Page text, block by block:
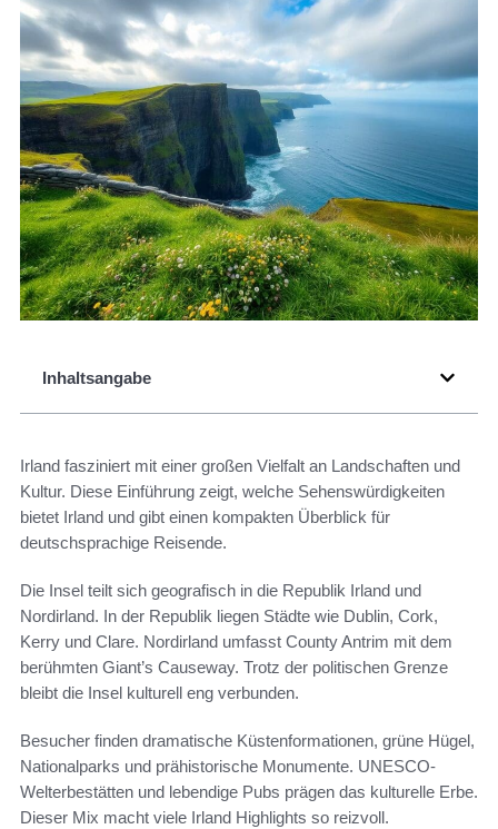
Inhaltsangabe
Irland fasziniert mit einer großen Vielfalt an Landschaften und
Kultur. Diese Einführung zeigt, welche Sehenswürdigkeiten
bietet Irland und gibt einen kompakten Überblick für
deutschsprachige Reisende.
Die Insel teilt sich geografisch in die Republik Irland und
Nordirland. In der Republik liegen Städte wie Dublin, Cork,
Kerry und Clare. Nordirland umfasst County Antrim mit dem
berühmten Giant’s Causeway. Trotz der politischen Grenze
bleibt die Insel kulturell eng verbunden.
Besucher finden dramatische Küstenformationen, grüne Hügel,
Nationalparks und prähistorische Monumente. UNESCO-
Welterbestätten und lebendige Pubs prägen das kulturelle Erbe.
Dieser Mix macht viele Irland Highlights so reizvoll.